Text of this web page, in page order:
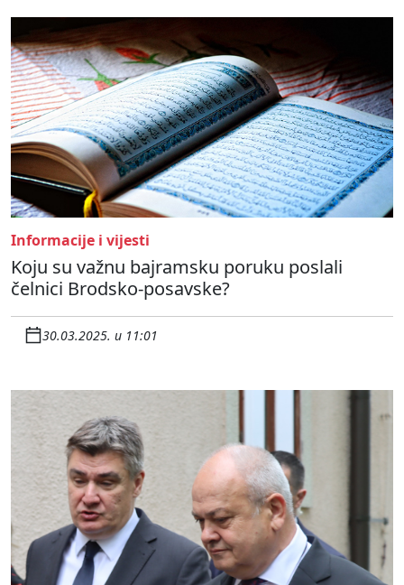
Informacije i vijesti
Koju su važnu bajramsku poruku poslali
čelnici Brodsko-posavske?
30.03.2025. u 11:01